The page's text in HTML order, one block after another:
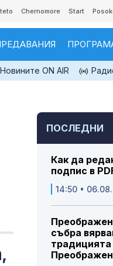
Chernomore Start
Новините ON AIR
ПОСЛЕДНИ
Как да
подпис в
14:50 •
събра
традицията